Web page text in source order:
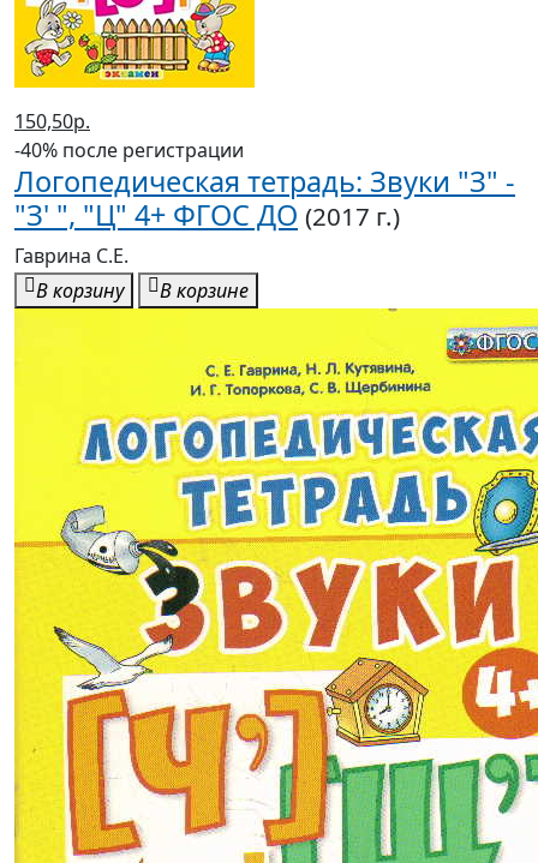
150,50р.
-40% после регистрации
Логопедическая тетрадь: Звуки "З" -
"З' ", "Ц" 4+ ФГОС ДО (2017 г.)
Гаврина С.Е.
В корзину
В корзине